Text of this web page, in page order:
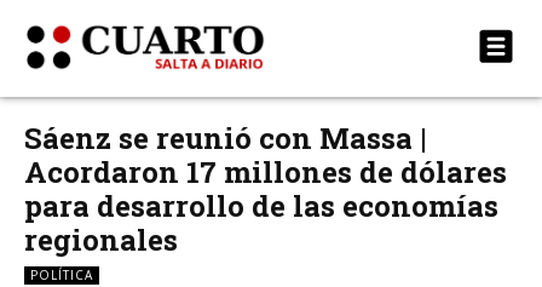
Sáenz se reunió con Massa |
Acordaron 17 millones de dólares
para desarrollo de las economías
regionales
POLÍTICA